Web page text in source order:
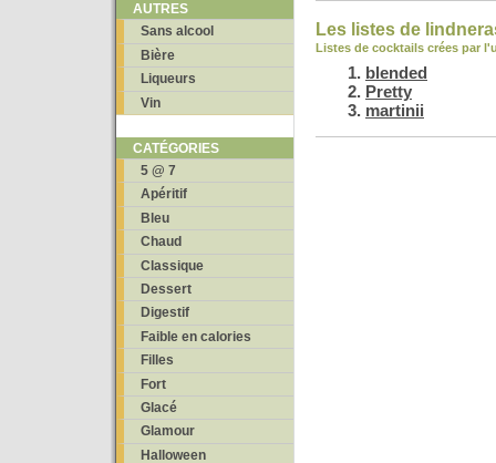
AUTRES
Sans alcool
Bière
Liqueurs
Vin
CATÉGORIES
5 @ 7
Apéritif
Bleu
Chaud
Classique
Dessert
Digestif
Faible en calories
Filles
Fort
Glacé
Glamour
Halloween
Les listes de
Listes de cocktails crées par
blended
Pretty
martinii